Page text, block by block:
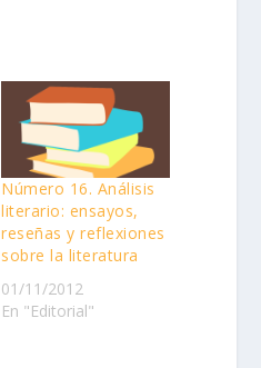
Número 16. Análisis
literario: ensayos,
reseñas y reflexiones
sobre la literatura
01/11/2012
En "Editorial"